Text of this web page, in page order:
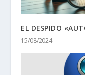
EL DESPIDO
15/08/2024